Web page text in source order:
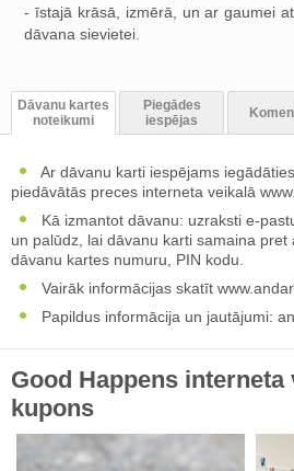
- īstajā krāsā, izmērā, un ar gaumei
dāvana sievietei.
Dāvanu kartes
noteikumi
Piegādes
iespējas
Ar dāvanu karti iespējams
piedāvātās preces interneta veikalā
Kā izmantot dāvanu: uzraksti e-
un palūdz, lai dāvanu karti samaina pret
dāvanu kartes numuru, PIN kodu.
Vairāk informācijas skatīt
Papildus informācija un jautājumi:
Good Happens interneta
kupons